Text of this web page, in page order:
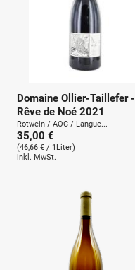
Domaine Ollier-Taillefer -
Rêve de Noé 2021
Rotwein / AOC / Langue...
35,00 €
(46,66 € / 1Liter)
inkl. MwSt.